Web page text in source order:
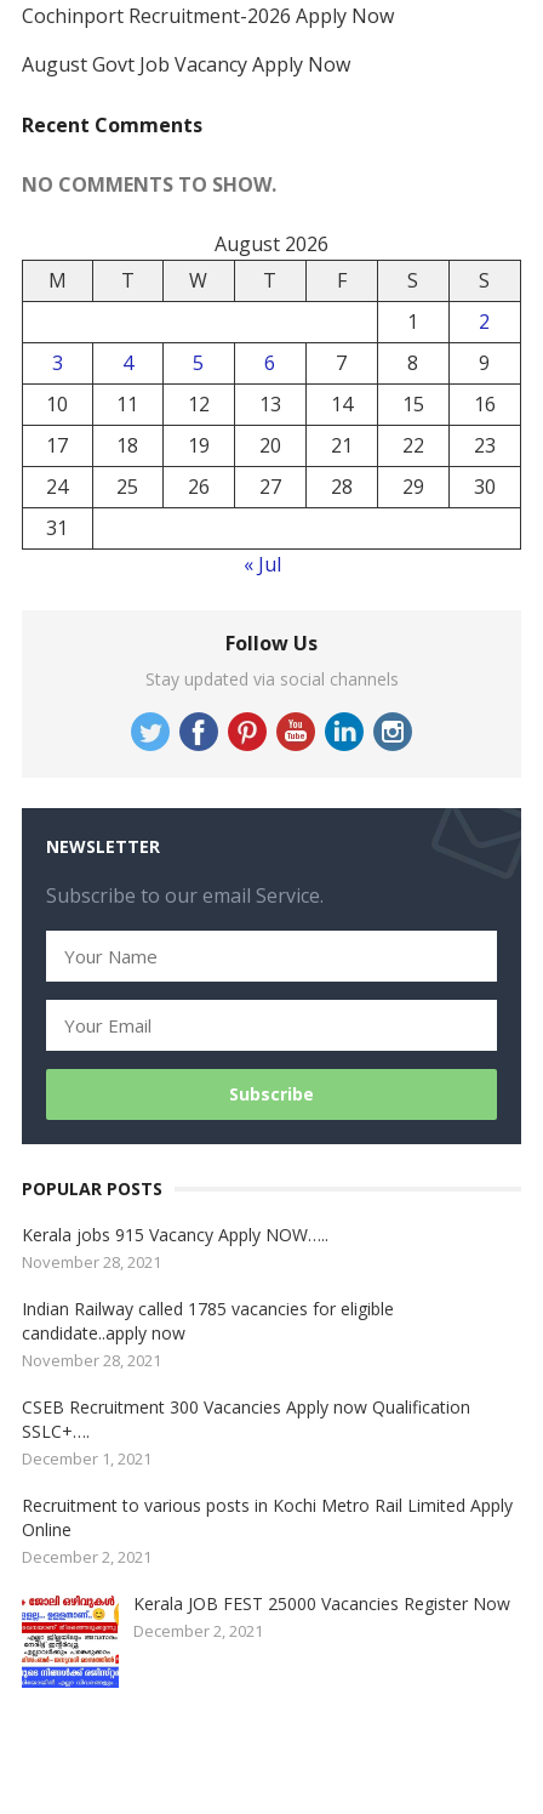
Cochinport Recruitment-2026 Apply Now
August Govt Job Vacancy Apply Now
Recent Comments
NO COMMENTS TO SHOW.
August 2026
M
T W T F S
S
1
2
3
4 5 6 7 8
9
10
11 12 13 14 15
16
17
18 19 20 21 22
23
24
25 26 27 28 29
30
31
« Jul
Follow Us
Stay updated via social channels
NEWSLETTER
Subscribe to our email Service.
POPULAR POSTS
Kerala jobs 915 Vacancy Apply NOW…..
November 28, 2021
Indian Railway called 1785 vacancies for eligible
candidate..apply now
November 28, 2021
CSEB Recruitment 300 Vacancies Apply now Qualification
SSLC+….
December 1, 2021
Recruitment to various posts in Kochi Metro Rail Limited Apply
Online
December 2, 2021
Kerala JOB FEST 25000 Vacancies Register Now
December 2, 2021